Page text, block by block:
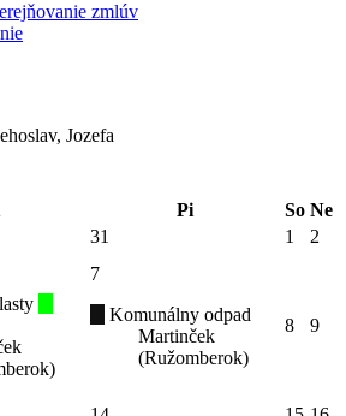
zmlúv
Jozefa
Pi So Ne
31 1 2
7
Komunálny odpad
Martinček
(Ružomberok)
8 9